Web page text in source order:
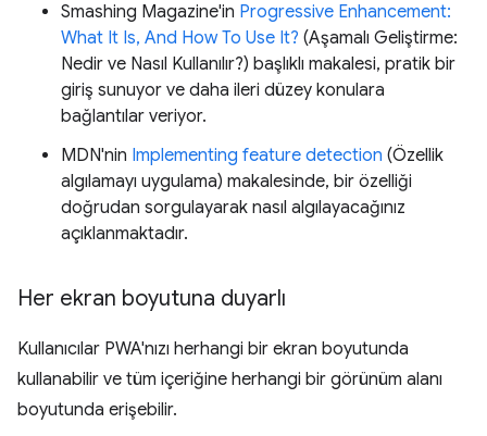
Smashing Magazine'in Progressive Enhancement:
What It Is, And How To Use It? (Aşamalı Geliştirme:
Nedir ve Nasıl Kullanılır?) başlıklı makalesi, pratik bir
giriş sunuyor ve daha ileri düzey konulara
bağlantılar veriyor.
MDN'nin Implementing feature detection (Özellik
algılamayı uygulama) makalesinde, bir özelliği
doğrudan sorgulayarak nasıl algılayacağınız
açıklanmaktadır.
Her ekran boyutuna duyarlı
Kullanıcılar PWA'nızı herhangi bir ekran boyutunda
kullanabilir ve tüm içeriğine herhangi bir görünüm alanı
boyutunda erişebilir.